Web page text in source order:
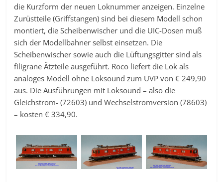
die Kurzform der neuen Loknummer anzeigen. Einzelne
Zurüstteile (Griffstangen) sind bei diesem Modell schon
montiert, die Scheibenwischer und die UIC-Dosen muß
sich der Modellbahner selbst einsetzen. Die
Scheibenwischer sowie auch die Lüftungsgitter sind als
filigrane Ätzteile ausgeführt. Roco liefert die Lok als
analoges Modell ohne Loksound zum UVP von € 249,90
aus. Die Ausführungen mit Loksound – also die
Gleichstrom- (72603) und Wechselstromversion (78603)
– kosten € 334,90.